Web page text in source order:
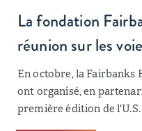
La fondation
réunion sur les
En octobre, la Fairbanks
ont organisé, en
première édition de